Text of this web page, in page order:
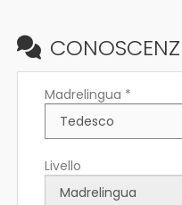
Madrelingua *
Livello